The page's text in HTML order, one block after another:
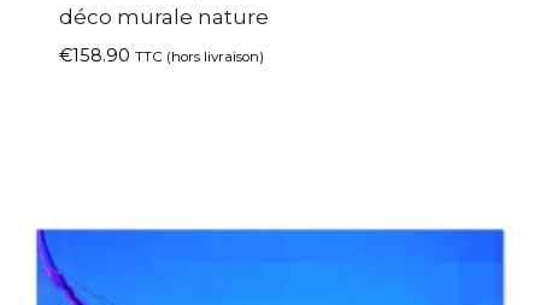
déco murale nature
€158.90 TTC (hors livraison)